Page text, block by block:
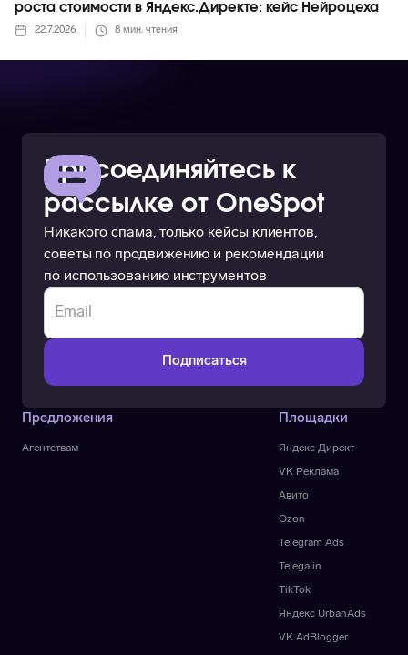
роста стоимости в Яндекс.Директе: кейс Нейроцеха
22.7.2026 8 мин. чтения
Присоединяйтесь к
рассылке от OneSpot
Никакого спама, только кейсы клиентов,
советы по продвижению и рекомендации
по использованию инструментов
Предложения
Агентствам Яндекс Директ
VK Реклама
Площадки
Авито
Ozon
Telegram Ads
Telega.in
TikTok
Яндекс UrbanAds
VK AdBlogger